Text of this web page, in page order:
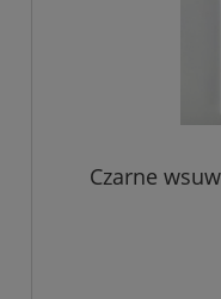
Czarne